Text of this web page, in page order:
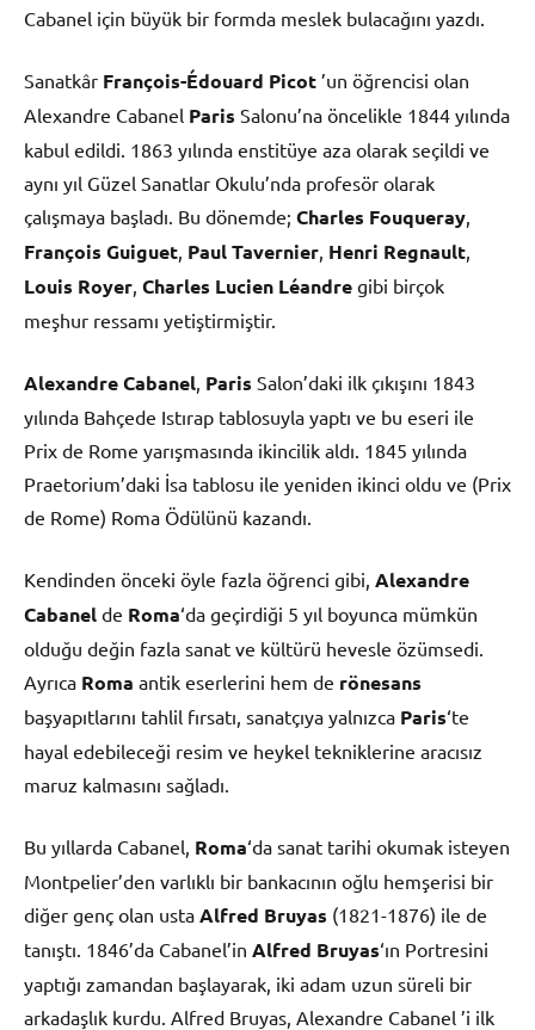
Cabanel için büyük bir formda meslek bulacağını yazdı.
Sanatkâr François-Édouard Picot ’un öğrencisi olan
Alexandre Cabanel Paris Salonu’na öncelikle 1844 yılında
kabul edildi. 1863 yılında enstitüye aza olarak seçildi ve
aynı yıl Güzel Sanatlar Okulu’nda profesör olarak
çalışmaya başladı. Bu dönemde; Charles Fouqueray
François Guiguet Paul Tavernier Henri Regnault
Louis Royer Charles Lucien Léandre gibi birçok
meşhur ressamı yetiştirmiştir.
Alexandre Cabanel Paris Salon’daki ilk çıkışını 1843
yılında Bahçede Istırap tablosuyla yaptı ve bu eseri ile
Prix de Rome yarışmasında ikincilik aldı. 1845 yılında
Praetorium’daki İsa tablosu ile yeniden ikinci oldu ve (Prix
de Rome) Roma Ödülünü kazandı.
Kendinden önceki öyle fazla öğrenci gibi, Alexandre
Cabanel de Roma‘da geçirdiği 5 yıl boyunca mümkün
olduğu değin fazla sanat ve kültürü hevesle özümsedi.
Ayrıca Roma antik eserlerini hem de rönesans
başyapıtlarını tahlil fırsatı, sanatçıya yalnızca Paris‘te
hayal edebileceği resim ve heykel tekniklerine aracısız
maruz kalmasını sağladı.
Bu yıllarda Cabanel, Roma‘da sanat tarihi okumak isteyen
Montpelier’den varlıklı bir bankacının oğlu hemşerisi bir
diğer genç olan usta Alfred Bruyas (1821-1876) ile de
tanıştı. 1846’da Cabanel’in Alfred Bruyas‘ın Portresini
yaptığı zamandan başlayarak, iki adam uzun süreli bir
arkadaşlık kurdu. Alfred Bruyas, Alexandre Cabanel ’i ilk